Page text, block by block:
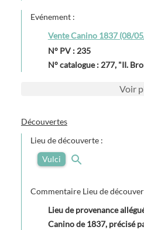
Evénement :
Vente Canino 1837 (08/
N° PV : 235
N° catalogue : 277, "II.
Voir
Découvertes
Lieu de découverte :
Vulci
Commentaire Lieu de
Lieu de provenance
Canino de 1837, précisé